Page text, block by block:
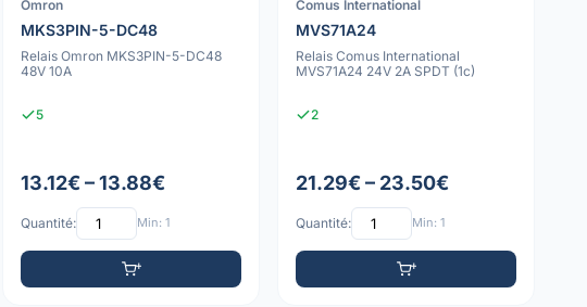
Omron
MKS3PIN-5-DC48
Relais Omron MKS3PIN-5-DC48
48V 10A
5
13.12€ – 13.88€
Quantité: Min: 1
Comus International
MVS71A24
Relais Comus International
MVS71A24 24V 2A SPDT (1c)
2
21.29€ – 23.50€
Quantité: Min: 1